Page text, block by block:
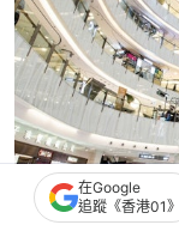
在Google
追蹤《香港01》